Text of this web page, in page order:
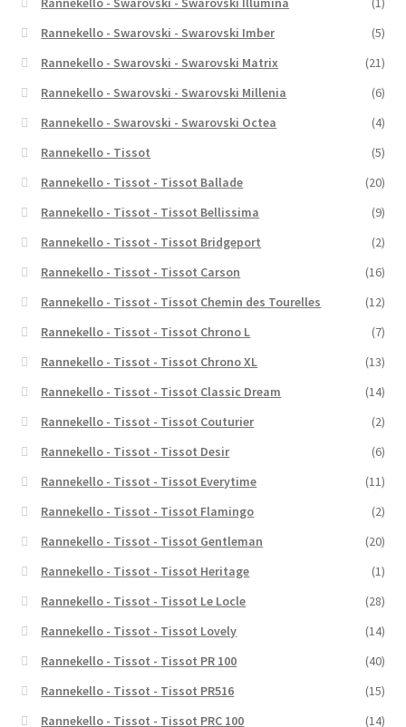
Rannekello - Swarovski - Swarovski Imber
(5)
Rannekello - Swarovski - Swarovski Matrix
(21)
Rannekello - Swarovski - Swarovski Millenia
(6)
Rannekello - Swarovski - Swarovski Octea
(4)
Rannekello - Tissot
(5)
Rannekello - Tissot - Tissot Ballade
(20)
Rannekello - Tissot - Tissot Bellissima
(9)
Rannekello - Tissot - Tissot Bridgeport
(2)
Rannekello - Tissot - Tissot Carson
(16)
Rannekello - Tissot - Tissot Chemin des Tourelles
(12)
Rannekello - Tissot - Tissot Chrono L
(7)
Rannekello - Tissot - Tissot Chrono XL
(13)
Rannekello - Tissot - Tissot Classic Dream
(14)
Rannekello - Tissot - Tissot Couturier
(2)
Rannekello - Tissot - Tissot Desir
(6)
Rannekello - Tissot - Tissot Everytime
(11)
Rannekello - Tissot - Tissot Flamingo
(2)
Rannekello - Tissot - Tissot Gentleman
(20)
Rannekello - Tissot - Tissot Heritage
(1)
Rannekello - Tissot - Tissot Le Locle
(28)
Rannekello - Tissot - Tissot Lovely
(14)
Rannekello - Tissot - Tissot PR 100
(40)
Rannekello - Tissot - Tissot PR516
(15)
Rannekello - Tissot - Tissot PRC 100
(14)